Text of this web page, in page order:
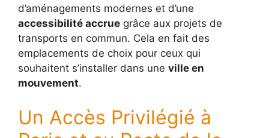
d’aménagements modernes et d’une
accessibilité accrue grâce aux projets de
transports en commun. Cela en fait des
emplacements de choix pour ceux qui
souhaitent s’installer dans une ville en
mouvement.
Un Accès Privilégié à